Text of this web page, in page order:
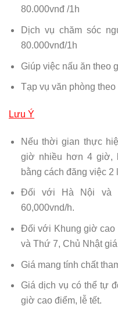
80.000vnđ /1h
Dịch vụ chăm sóc
80.000vnđ/1h
Giúp việc nấu ăn theo
Tạp vụ văn phòng
Lưu Ý
Nếu thời gian thực
giờ nhiều hơn 4 giờ,
bằng cách đăng việc 2
Đối với Hà Nội và
60,000vnd/h.
Đối với Khung giờ cao
và Thứ 7, Chủ Nhật
Giá mang tính chất
Giá dịch vụ có thể tự
giờ cao điểm, lễ tết.